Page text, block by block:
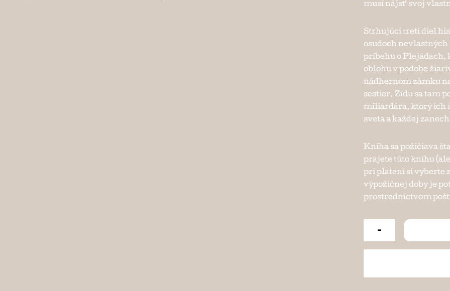
musí nájsť svoj
Strhujúci tretí diel
osudoch
príbehu o Plejádach,
oblohu v podobe
nádhernom zámku
sestier. Zídu sa tam
miliardára, ktorý ich
sveta a každej
Kniha sa požičiava
prajete túto knihu
pri platení si vyberte
výpožičnej doby je
prostredníctvom
-